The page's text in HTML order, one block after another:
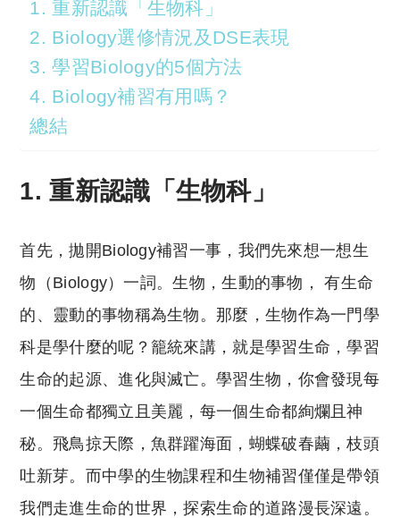
1. 重新認識「生物科」
2. Biology選修情況及DSE表現
3. 學習Biology的5個方法
4. Biology補習有用嗎？
總結
1. 重新認識「生物科」
首先，拋開Biology補習一事，我們先來想一想生
物（Biology）一詞。生物，生動的事物， 有生命
的、靈動的事物稱為生物。那麼，生物作為一門學
科是學什麼的呢？籠統來講，就是學習生命，學習
生命的起源、進化與滅亡。學習生物，你會發現每
一個生命都獨立且美麗，每一個生命都絢爛且神
秘。飛鳥掠天際，魚群躍海面，蝴蝶破春繭，枝頭
吐新芽。而中學的生物課程和生物補習僅僅是帶領
我們走進生命的世界，探索生命的道路漫長深遠。